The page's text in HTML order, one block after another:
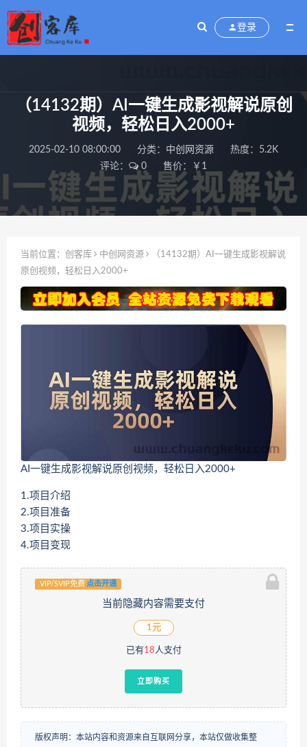
登录
（14132期）AI一键生成影视解说原创
视频，轻松日入2000+
2025-02-10 08:00:00 分类： 中创网资源
热度：5.2K
评论：
0 售价：￥1
当前位置： 创客库 中创网资源
（14132期）AI一键生成影视解说
原创视频，轻松日入2000+
AI一键生成影视解说原创视频，轻松日入2000+
1.项目介绍
2.项目准备
3.项目实操
4.项目变现
VIP/SVIP免费 点击开通
当前隐藏内容需要支付
1元
已有18 人支付
立即购买
版权声明：本站内容和资源来自互联网分享，本站仅做收集整